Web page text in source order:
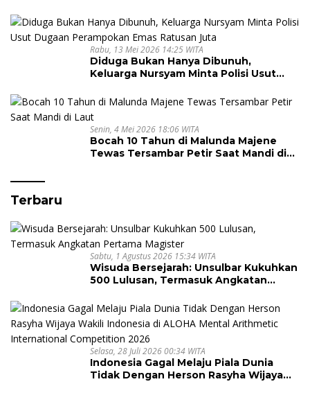
Kapitasi Tak Cair
Rabu, 13 Mei 2026 14:25 WITA
Diduga Bukan Hanya Dibunuh,
Keluarga Nursyam Minta Polisi Usut
Juta
Senin, 4 Mei 2026 18:06 WITA
Bocah 10 Tahun di Malunda Majene
Tewas Tersambar Petir Saat Mandi di
Terbaru
Sabtu, 1 Agustus 2026 15:34 WITA
Wisuda Bersejarah: Unsulbar Kukuhkan
500 Lulusan, Termasuk Angkatan
Selasa, 28 Juli 2026 00:34 WITA
Indonesia Gagal Melaju Piala Dunia
Tidak Dengan Herson Rasyha Wijaya